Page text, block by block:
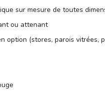
sur mesure de toutes
ou attenant
option (stores, parois vitrées,